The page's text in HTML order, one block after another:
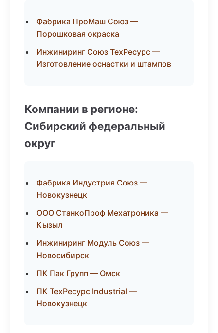
Фабрика ПроМаш Союз —
Порошковая окраска
Инжиниринг Союз ТехРесурс —
Изготовление оснастки и штампов
Компании в регионе:
Сибирский федеральный
округ
Фабрика Индустрия Союз —
Новокузнецк
ООО СтанкоПроф Мехатроника —
Кызыл
Инжиниринг Модуль Союз —
Новосибирск
ПК Пак Групп — Омск
ПК ТехРесурс Industrial —
Новокузнецк